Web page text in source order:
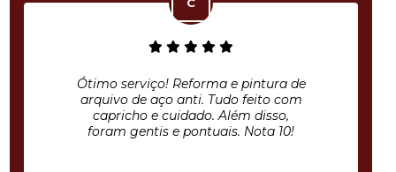
Ótimo serviço! Reforma e pintura de
arquivo de aço anti. Tudo feito com
capricho e cuidado. Além disso,
foram gentis e pontuais. Nota 10!